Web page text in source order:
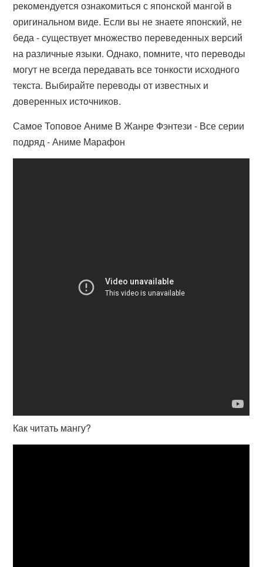
рекомендуется ознакомиться с японской мангой в
оригинальном виде. Если вы не знаете японский, не
беда - существует множество переведенных версий
на различные языки. Однако, помните, что переводы
могут не всегда передавать все тонкости исходного
текста. Выбирайте переводы от известных и
доверенных источников.
Самое Топовое Аниме В Жанре Фэнтези - Все серии
подряд - Аниме Марафон
Как читать мангу?